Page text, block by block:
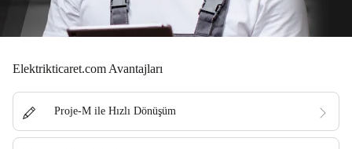
Elektrikticaret.com Avantajları
Proje-M ile Hızlı Dönüşüm